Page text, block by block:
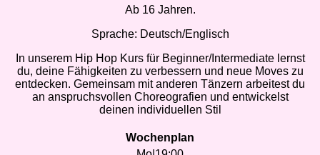
Ab 16 Jahren.
Sprache: Deutsch/Englisch
In unserem Hip Hop Kurs für Beginner/Intermediate lernst
du, deine Fähigkeiten zu verbessern und neue Moves zu
entdecken. Gemeinsam mit anderen Tänzern arbeitest du
an anspruchsvollen Choreografien und entwickelst
deinen individuellen Stil
Wochenplan